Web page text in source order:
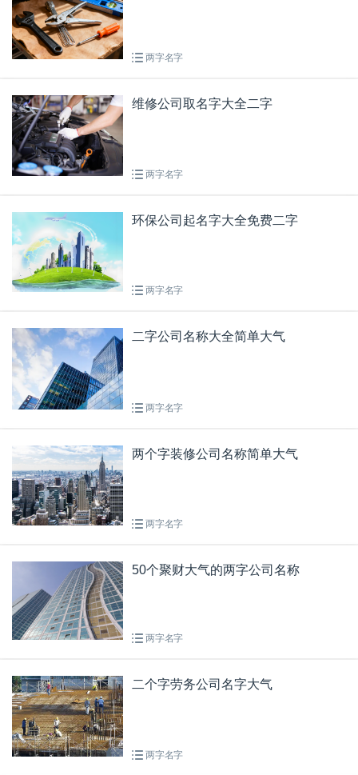
两字名字
维修公司取名字大全二字
两字名字
环保公司起名字大全免费二字
两字名字
二字公司名称大全简单大气
两字名字
两个字装修公司名称简单大气
两字名字
50个聚财大气的两字公司名称
两字名字
二个字劳务公司名字大气
两字名字